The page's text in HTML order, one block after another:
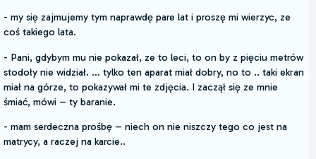
- my się zajmujemy tym naprawdę pare lat i proszę mi wierzyc, ze
coś takiego lata.
- Pani, gdybym mu nie pokazał, ze to leci, to on by z pięciu metrów
stodoły nie widział. … tylko ten aparat miał dobry, no to .. taki ekran
miał na górze, to pokazywał mi te zdjęcia. I zaczął się ze mnie
śmiać, mówi – ty baranie.
- mam serdeczna prośbę – niech on nie niszczy tego co jest na
matrycy, a raczej na karcie..